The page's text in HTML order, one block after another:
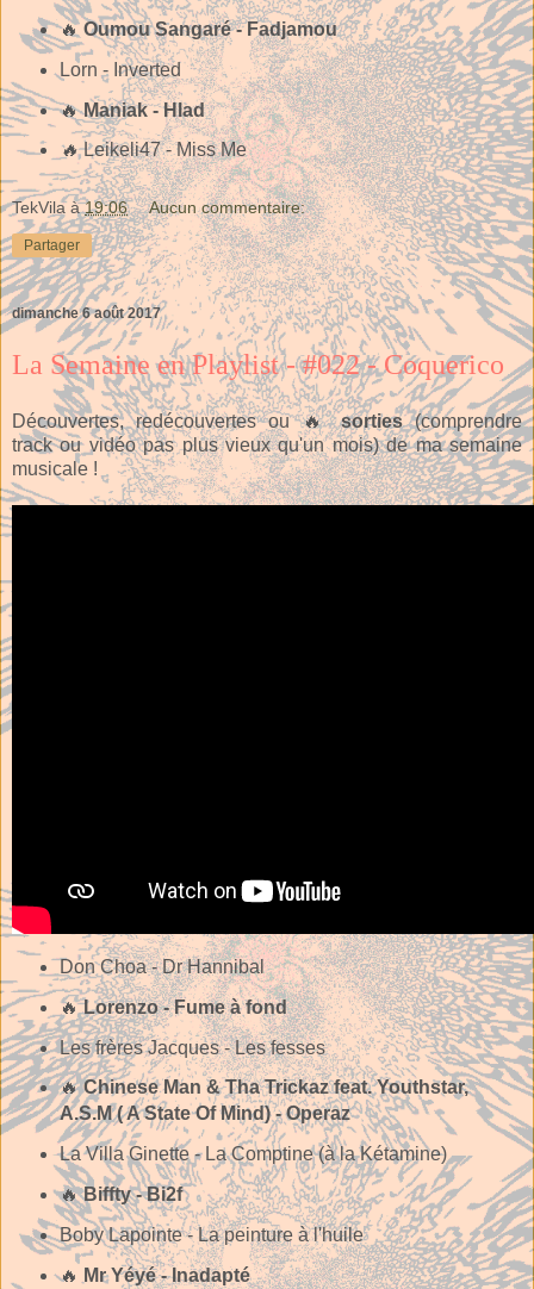
🔥Oumou Sangaré - Fadjamou
Lorn - Inverted
🔥Maniak - Hlad
🔥Leikeli47 - Miss Me
TekVila à19:06 Aucun commentaire:
Partager
dimanche 6 août 2017
La Semaine en Playlist - #022 - Coquerico
Découvertes, redécouvertes ou 🔥sorties(comprendre
track ou vidéo pas plus vieux qu'un mois) de ma semaine
musicale !
Don Choa - Dr Hannibal
🔥Lorenzo - Fume à fond
Les frères Jacques - Les fesses
🔥Chinese Man & Tha Trickaz feat. Youthstar,
A.S.M ( A State Of Mind) - Operaz
La Villa Ginette - La Comptine (à la Kétamine)
🔥Biffty - Bi2f
Boby Lapointe - La peinture à l'huile
🔥 Mr Yéyé - Inadapté